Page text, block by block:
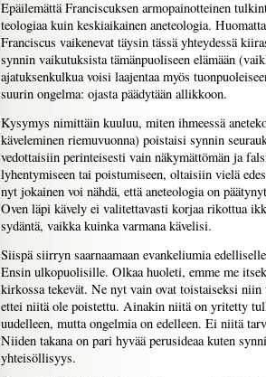
Epäilemättä Franciscuksen armopainotteinen
teologiaa kuin keskiaikainen aneteologia.
Franciscus vaikenevat täysin tässä yhteydessä
synnin vaikutuksista tämänpuoliseen elämään
ajatuksenkulkua voisi laajentaa myös
suurin ongelma: ojasta päädytään allikkoon.
Kysymys nimittäin kuuluu, miten ihmeessä
käveleminen riemuvuonna) poistaisi synnin
vedottaisiin perinteisesti vain näkymättömän ja
lyhentymiseen tai poistumiseen, oltaisiin vielä
nyt jokainen voi nähdä, että aneteologia on
Oven läpi kävely ei valitettavasti korjaa rikottua
sydäntä, vaikka kuinka varmana kävelisi.
Siispä siirryn saarnaamaan evankeliumia
Ensin ulkopuolisille. Olkaa huoleti, emme me
kirkossa tekevät. Ne nyt vain ovat toistaiseksi niin
ettei niitä ole poistettu. Ainakin niitä on yritetty
uudelleen, mutta ongelmia on edelleen. Ei niitä
Niiden takana on pari hyvää perusideaa kuten
yhteisöllisyys.